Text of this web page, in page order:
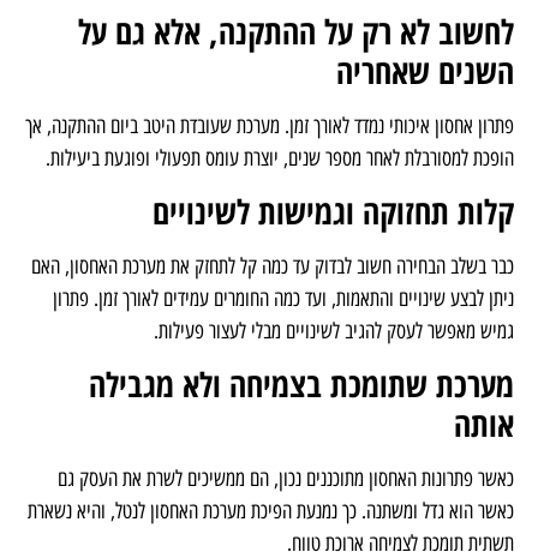
יעילה גם בשגרה היומיומית ולאורך שנים.
לחשוב לא רק על ההתקנה, אלא גם על
השנים שאחריה
הופכת למסורבלת לאחר מספר שנים, יוצרת עומס תפעולי ופוגעת ביעילות.
קלות תחזוקה וגמישות לשינויים
כבר בשלב הבחירה חשוב לבדוק עד כמה קל לתחזק את מערכת האחסון, האם
גמיש מאפשר לעסק להגיב לשינויים מבלי לעצור פעילות.
מערכת שתומכת בצמיחה ולא מגבילה
אותה
כאשר פתרונות האחסון מתוכננים נכון, הם ממשיכים לשרת את העסק גם